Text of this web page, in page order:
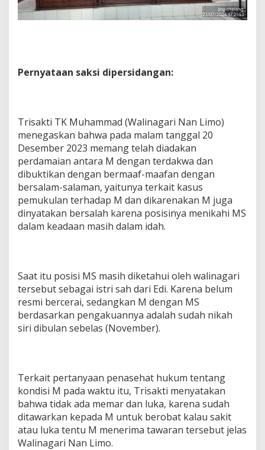
Pernyataan saksi dipersidangan:
Trisakti TK Muhammad (Walinagari Nan Limo)
menegaskan bahwa pada malam tanggal 20
Desember 2023 memang telah diadakan
perdamaian antara M dengan terdakwa dan
dibuktikan dengan bermaaf-maafan dengan
bersalam-salaman, yaitunya terkait kasus
pemukulan terhadap M dan dikarenakan M juga
dinyatakan bersalah karena posisinya menikahi MS
dalam keadaan masih dalam idah.
Saat itu posisi MS masih diketahui oleh walinagari
tersebut sebagai istri sah dari Edi. Karena belum
resmi bercerai, sedangkan M dengan MS
berdasarkan pengakuannya adalah sudah nikah
siri dibulan sebelas (November).
Terkait pertanyaan penasehat hukum tentang
kondisi M pada waktu itu, Trisakti menyatakan
bahwa tidak ada memar dan luka, karena sudah
ditawarkan kepada M untuk berobat kalau sakit
atau luka tentu M menerima tawaran tersebut jelas
Walinagari Nan Limo.